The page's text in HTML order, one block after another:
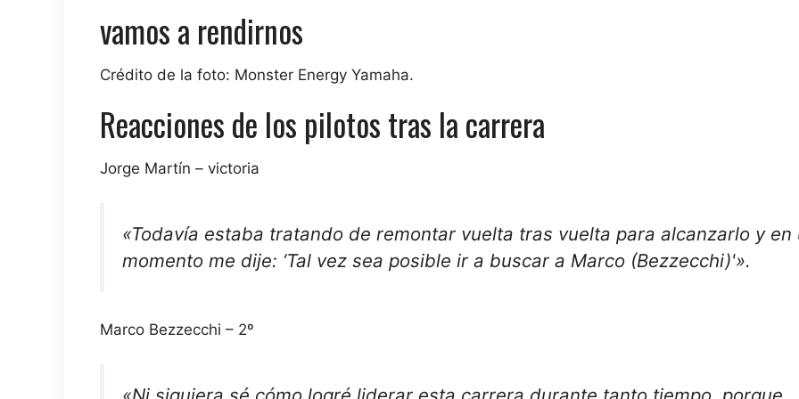
vamos a rendirnos
Crédito de la foto: Monster Energy Yamaha.
Reacciones de los pilotos tras la carrera
Jorge Martín – victoria
«Todavía estaba tratando de remontar vuelta tras vuelta para alcanzarlo y en
momento me dije: ‘Tal vez sea posible ir a buscar a Marco (Bezzecchi)'».
Marco Bezzecchi – 2º